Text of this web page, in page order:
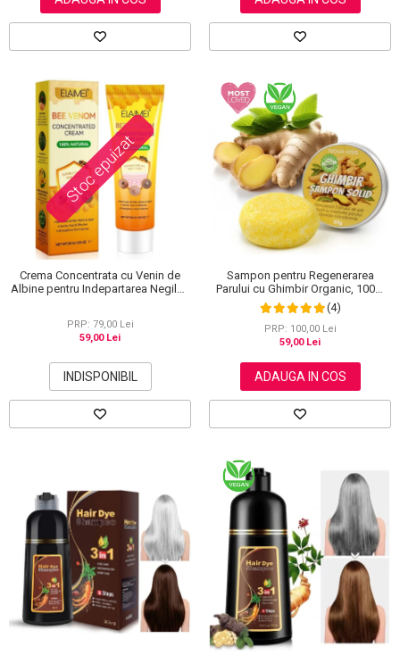
Stoc epuizat
Crema Concentrata cu Venin de
Albine pentru Indepartarea Negilor,
PRP: 79,00 Lei
59,00 Lei
INDISPONIBIL
Sampon pentru Regenerarea
Parului cu Ghimbir Organic, 100%
Natural, 60 g(4)
PRP: 100,00 Lei
59,00 Lei
ADAUGA IN COS